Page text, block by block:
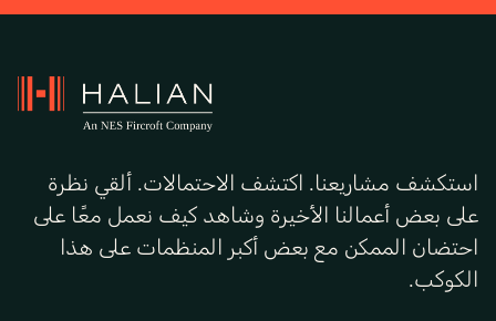
استكشف مشاريعنا. اكتشف الاحتمالات. ألقي نظرة
على بعض أعمالنا الأخيرة وشاهد كيف نعمل معًا على
احتضان الممكن مع بعض أكبر المنظمات على هذا
الكوكب.